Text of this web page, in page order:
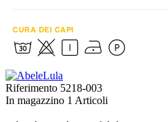
CURA DEI CAPI
Riferimento 5218-003
In magazzino 1 Articoli